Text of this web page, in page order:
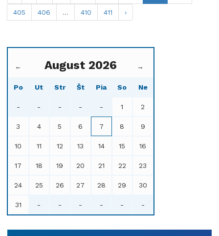
405 406 ... 410 411 ›
← August 2026 →
Po Ut Str Št Pia So Ne
- - - - - 1 2
3 4 5 6 7 8 9
10 11 12 13 14 15 16
17 18 19 20 21 22 23
24 25 26 27 28 29 30
31 - - - - - -